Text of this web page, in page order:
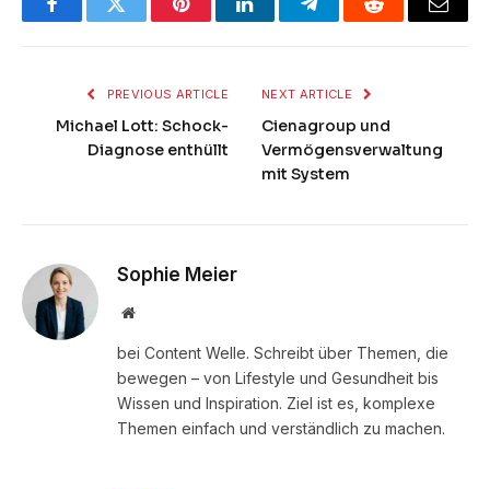
FacebookTwitter PinterestLinkedInTelegramReddit Email
PREVIOUS ARTICLE
Michael Lott: Schock-
Diagnose enthüllt
NEXT ARTICLE
Cienagroup und
Vermögensverwaltung
mit System
Sophie Meier
Website
bei Content Welle. Schreibt über Themen, die
bewegen – von Lifestyle und Gesundheit bis
Wissen und Inspiration. Ziel ist es, komplexe
Themen einfach und verständlich zu machen.